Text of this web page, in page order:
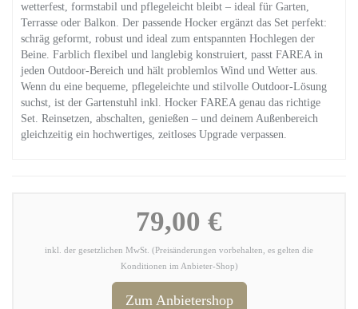
wetterfest, formstabil und pflegeleicht bleibt – ideal für Garten,
Terrasse oder Balkon. Der passende Hocker ergänzt das Set perfekt:
schräg geformt, robust und ideal zum entspannten Hochlegen der
Beine. Farblich flexibel und langlebig konstruiert, passt FAREA in
jeden Outdoor-Bereich und hält problemlos Wind und Wetter aus.
Wenn du eine bequeme, pflegeleichte und stilvolle Outdoor-Lösung
suchst, ist der Gartenstuhl inkl. Hocker FAREA genau das richtige
Set. Reinsetzen, abschalten, genießen – und deinem Außenbereich
gleichzeitig ein hochwertiges, zeitloses Upgrade verpassen.
79,00 €
inkl. der gesetzlichen MwSt. (Preisänderungen vorbehalten, es gelten die
Konditionen im Anbieter-Shop)
Zum Anbietershop